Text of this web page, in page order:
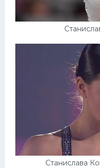
Станислава